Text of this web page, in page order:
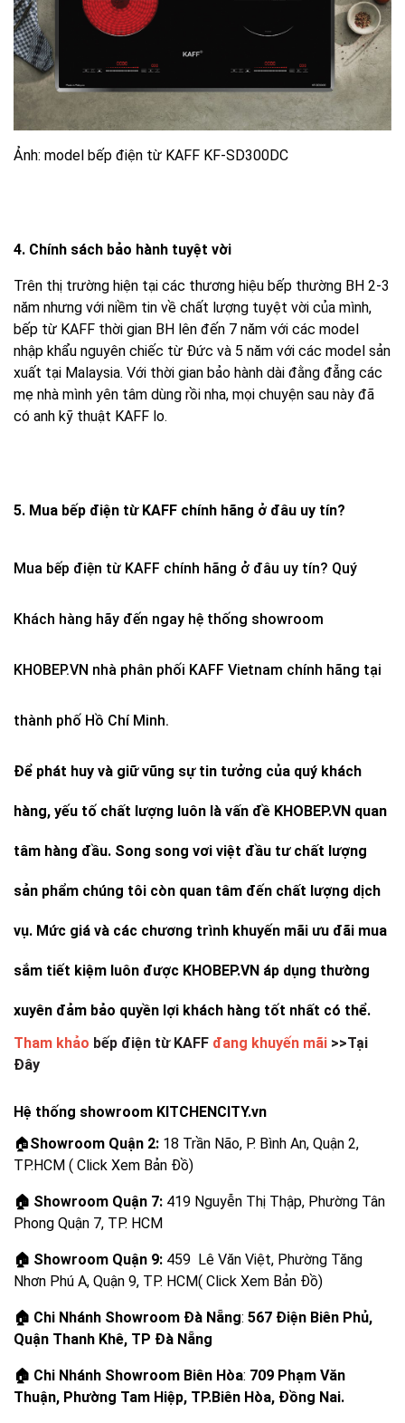
Ảnh: model bếp điện từ KAFF KF-SD300DC
4. Chính sách bảo hành tuyệt vời
Trên thị trường hiện tại các thương hiệu bếp thường BH 2-3
năm nhưng với niềm tin về chất lượng tuyệt vời của mình,
bếp từ KAFF thời gian BH lên đến 7 năm với các model
nhập khẩu nguyên chiếc từ Đức và 5 năm với các model sản
xuất tại Malaysia. Với thời gian bảo hành dài đằng đẵng các
mẹ nhà mình yên tâm dùng rồi nha, mọi chuyện sau này đã
có anh kỹ thuật KAFF lo.
5. Mua bếp điện từ KAFF chính hãng ở đâu uy tín?
Mua bếp điện từ KAFF chính hãng ở đâu uy tín? Quý
Khách hàng hãy đến ngay hệ thống showroom
KHOBEP.VN nhà phân phối KAFF Vietnam chính hãng tại
thành phố Hồ Chí Minh.
Để phát huy và giữ vũng sự tin tưởng của quý khách
hàng, yếu tố chất lượng luôn là vấn đề KHOBEP.VN quan
tâm hàng đầu. Song song vơi việt đầu tư chất lượng
sản phẩm chúng tôi còn quan tâm đến chất lượng dịch
vụ. Mức giá và các chương trình khuyến mãi ưu đãi mua
sắm tiết kiệm luôn được KHOBEP.VN áp dụng thường
xuyên đảm bảo quyền lợi khách hàng tốt nhất có thể.
Tham khảo bếp điện từ KAFF đang khuyến mãi >>Tại
Đây
Hệ thống showroom KITCHENCITY.vn
🏠Showroom Quận 2: 18 Trần Não, P. Bình An, Quận 2,
TP.HCM ( Click Xem Bản Đồ)
🏠 Showroom Quận 7: 419 Nguyễn Thị Thập, Phường Tân
Phong Quận 7, TP. HCM
🏠 Showroom Quận 9: 459 Lê Văn Việt, Phường Tăng
Nhơn Phú A, Quận 9, TP. HCM( Click Xem Bản Đồ)
🏠 Chi Nhánh Showroom Đà Nẵng: 567 Điện Biên Phủ,
Quận Thanh Khê, TP Đà Nẵng
🏠 Chi Nhánh Showroom Biên Hòa: 709 Phạm Văn
Thuận, Phường Tam Hiệp, TP.Biên Hòa, Đồng Nai.